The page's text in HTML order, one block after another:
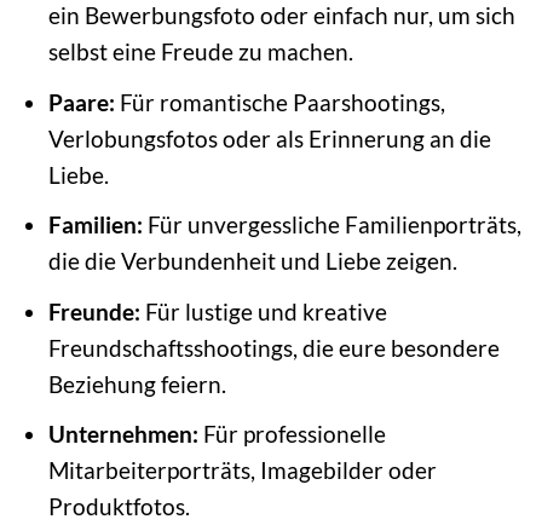
ein Bewerbungsfoto oder einfach nur, um sich
selbst eine Freude zu machen.
Paare: Für romantische Paarshootings,
Verlobungsfotos oder als Erinnerung an die
Liebe.
Familien: Für unvergessliche Familienporträts,
die die Verbundenheit und Liebe zeigen.
Freunde: Für lustige und kreative
Freundschaftsshootings, die eure besondere
Beziehung feiern.
Unternehmen: Für professionelle
Mitarbeiterporträts, Imagebilder oder
Produktfotos.